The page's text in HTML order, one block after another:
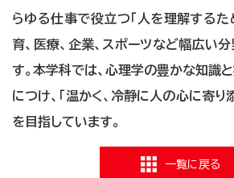
らゆる仕事で役立つ「人を理解するた
育、医療、企業、スポーツなど幅広い
す。本学科では、心理学の豊かな知識
につけ、「温かく、冷静に人の心に寄り
を目指しています。
一覧に戻る